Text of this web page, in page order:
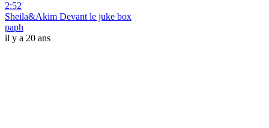
2:52
Sheila&Akim Devant le juke box
paph
il y a 20 ans